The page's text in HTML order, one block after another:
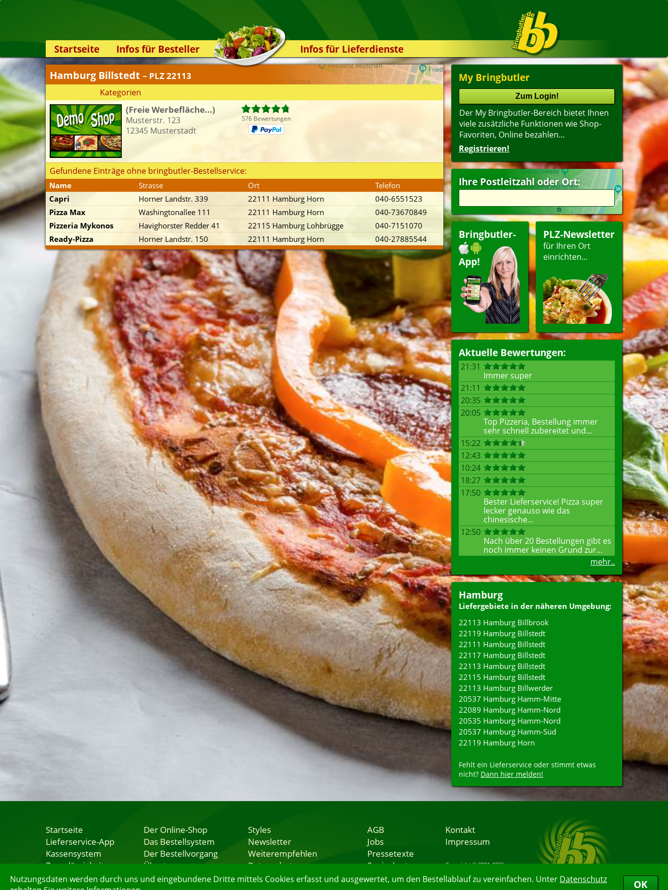
Nutzungsdaten werden durch uns und eingebundene Dritte mittels Cookies erfasst und ausgewertet, um den Bestellablauf zu vereinfachen. Unter Datenschutz
OK
Startseite
Infos für Besteller
Lieferservice-App
Weiterempfehlen
Newsletter
Sicherheit
Kontakt
Infos für Lieferdienste
Kassensystem
Zuverlässigkeit
Kontakt
My Bringbutler
Der My Bringbutler-Bereich bietet Ihnen
viele zusätzliche Funktionen wie Shop-
Favoriten, Online bezahlen...
Registrieren!
Ihre Postleitzahl oder Ort:
Bringbutler-
App!
PLZ-Newsletter
für Ihren Ort
einrichten...
Aktuelle Bewertungen:
21:31
Immer super
21:11
20:35
20:05
Top Pizzeria, Bestellung immer
sehr schnell zubereitet und...
15:22
12:43
10:24
18:27
17:50
Bester Lieferservice! Pizza super
lecker genauso wie das
chinesische...
12:50
Nach über 20 Bestellungen gibt es
noch immer keinen Grund zur...
mehr..
Hamburg
Liefergebiete in der näheren Umgebung:
22113 Hamburg Billbrook
22119 Hamburg Billstedt
22111 Hamburg Billstedt
22117 Hamburg Billstedt
22113 Hamburg Billstedt
22115 Hamburg Billstedt
22113 Hamburg Billwerder
20537 Hamburg Hamm-Mitte
22089 Hamburg Hamm-Nord
20535 Hamburg Hamm-Nord
20537 Hamburg Hamm-Süd
22119 Hamburg Horn
Fehlt ein Lieferservice oder stimmt etwas
nicht? Dann hier melden!
Hamburg Billstedt – PLZ 22113
Kategorien
(Freie Werbefläche...)
Musterstr. 123
12345 Musterstadt
576 Bewertungen
Gefundene Einträge ohne bringbutler-Bestellservice:
Name Strasse Ort
Telefon
Capri
Horner Landstr. 339 22111 Hamburg Horn
040-6551523
Pizza Max
Washingtonallee 111 22111 Hamburg Horn
040-73670849
Pizzeria Mykonos
Havighorster Redder 41 22115 Hamburg Lohbrügge
040-7151070
Ready-Pizza
Horner Landstr. 150 22111 Hamburg Horn 040-27885544
Startseite
Lieferservice-App
Kassensystem
Zuverlässigkeit
Sicherheit
Der Online-Shop
Das Bestellsystem
Der Bestellvorgang
Übertragung
Testshop
Styles
Newsletter
Weiterempfehlen
Datenschutz
Nutzungsbedingungen
AGB
Jobs
Pressetexte
Speisekarten
Lieferservice
Kontakt
Impressum
Copyright © 2001-2026
07.08.2026 13:53:45